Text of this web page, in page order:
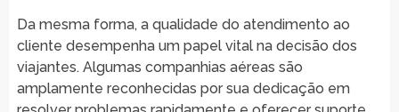
Da mesma forma, a qualidade do atendimento ao
cliente desempenha um papel vital na decisão dos
viajantes. Algumas companhias aéreas são
amplamente reconhecidas por sua dedicação em